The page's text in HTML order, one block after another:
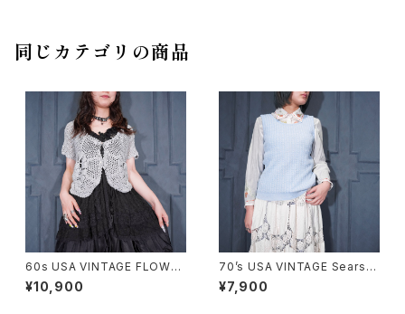
同じカテゴリの商品
60s USA VINTAGE FLOWER
DESIGN HALF SLEEVE CRO
CHET KNIT CARDIGAN/60
¥10,900
70’s USA VINTAGE Sears
WOVEN DESIGN KNIT VES
T/70年代アメリカ古着シアーズ
¥7,900